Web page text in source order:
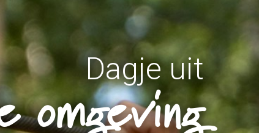
Dagje uit
omgeving